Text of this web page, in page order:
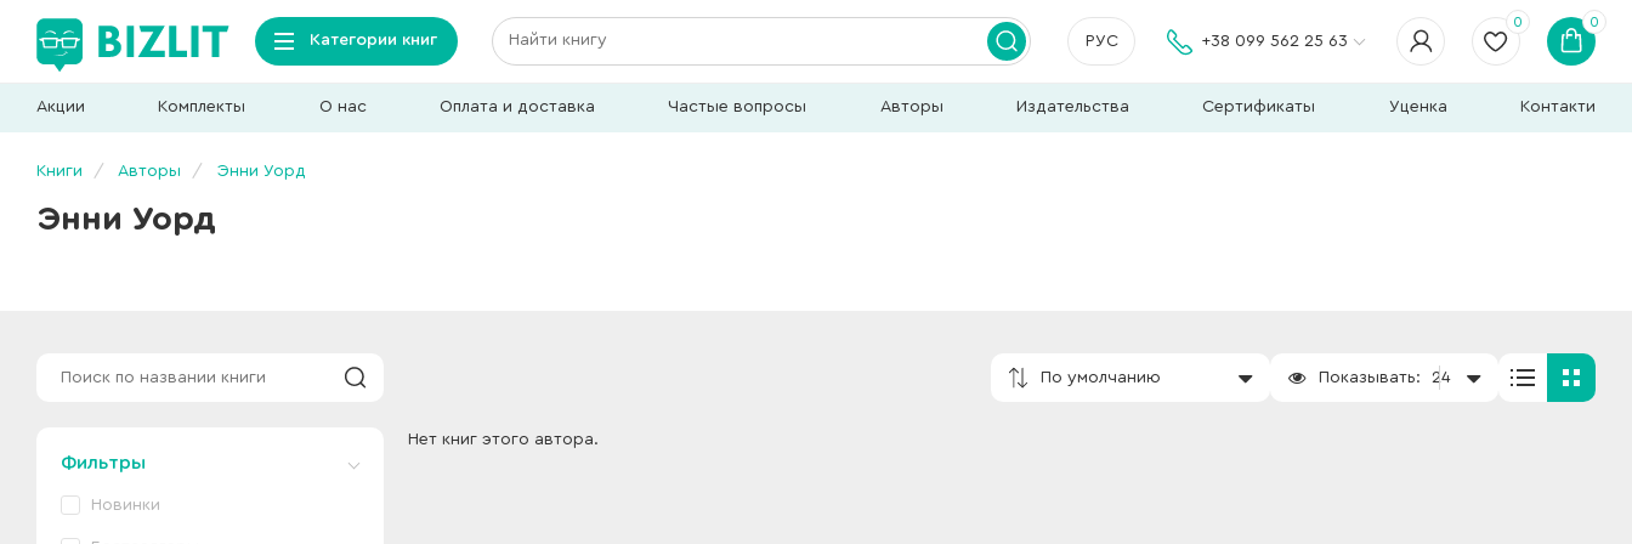
Категории книг РУС +38 099 562 25 63
0 0
Акции Комплекты О нас Оплата и доставка Частые вопросы Авторы Издательства Сертификаты Уценка Контакти
Книги Авторы Энни Уорд
Энни Уорд
По умолчанию Показывать: 24
Фильтры
Новинки
Нет книг этого автора.